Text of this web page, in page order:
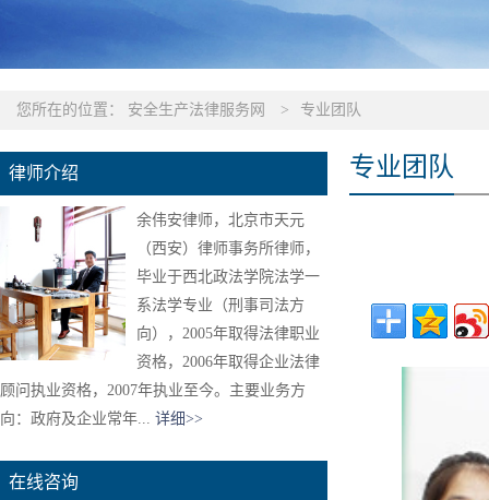
您所在的位置： 安全生产法律服务网 > 专业团队
律师介绍
余伟安律师，北京市天元
（西安）律师事务所律师，
毕业于西北政法学院法学一
系法学专业（刑事司法方
向），2005年取得法律职业
资格，2006年取得企业法律
顾问执业资格，2007年执业至今。主要业务方
向：政府及企业常年... 详细>>
在线咨询
专业团队